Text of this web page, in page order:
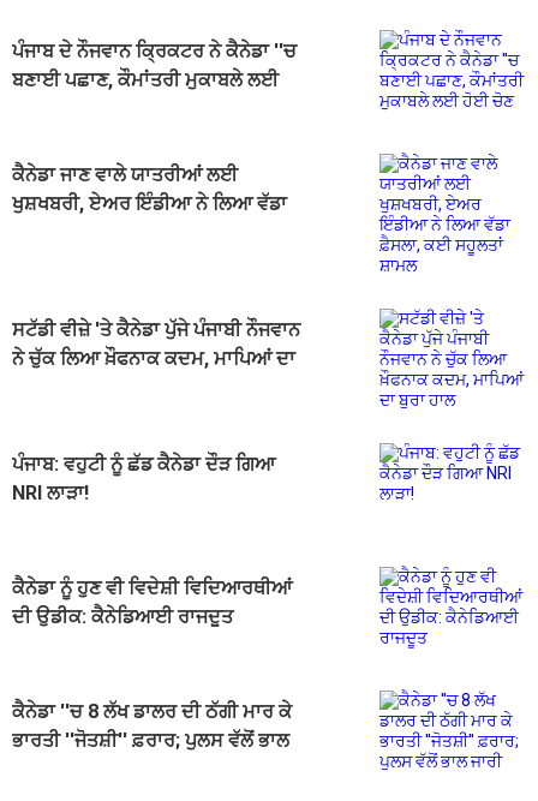
ਪੰਜਾਬ ਦੇ ਨੌਜਵਾਨ ਕ੍ਰਿਕਟਰ ਨੇ ਕੈਨੇਡਾ ''ਚ
ਬਣਾਈ ਪਛਾਣ, ਕੌਮਾਂਤਰੀ ਮੁਕਾਬਲੇ ਲਈ
ਕੈਨੇਡਾ ਜਾਣ ਵਾਲੇ ਯਾਤਰੀਆਂ ਲਈ
ਖੁਸ਼ਖਬਰੀ, ਏਅਰ ਇੰਡੀਆ ਨੇ ਲਿਆ ਵੱਡਾ
ਸਟੱਡੀ ਵੀਜ਼ੇ 'ਤੇ ਕੈਨੇਡਾ ਪੁੱਜੇ ਪੰਜਾਬੀ ਨੌਜਵਾਨ
ਨੇ ਚੁੱਕ ਲਿਆ ਖ਼ੌਫਨਾਕ ਕਦਮ, ਮਾਪਿਆਂ ਦਾ
ਪੰਜਾਬ: ਵਹੁਟੀ ਨੂੰ ਛੱਡ ਕੈਨੇਡਾ ਦੌੜ ਗਿਆ
NRI ਲਾੜਾ!
ਕੈਨੇਡਾ ਨੂੰ ਹੁਣ ਵੀ ਵਿਦੇਸ਼ੀ ਵਿਦਿਆਰਥੀਆਂ
ਦੀ ਉਡੀਕ: ਕੈਨੇਡਿਆਈ ਰਾਜਦੂਤ
ਕੈਨੇਡਾ ''ਚ 8 ਲੱਖ ਡਾਲਰ ਦੀ ਠੱਗੀ ਮਾਰ ਕੇ
ਭਾਰਤੀ ''ਜੋਤਸ਼ੀ'' ਫ਼ਰਾਰ; ਪੁਲਸ ਵੱਲੋਂ ਭਾਲ